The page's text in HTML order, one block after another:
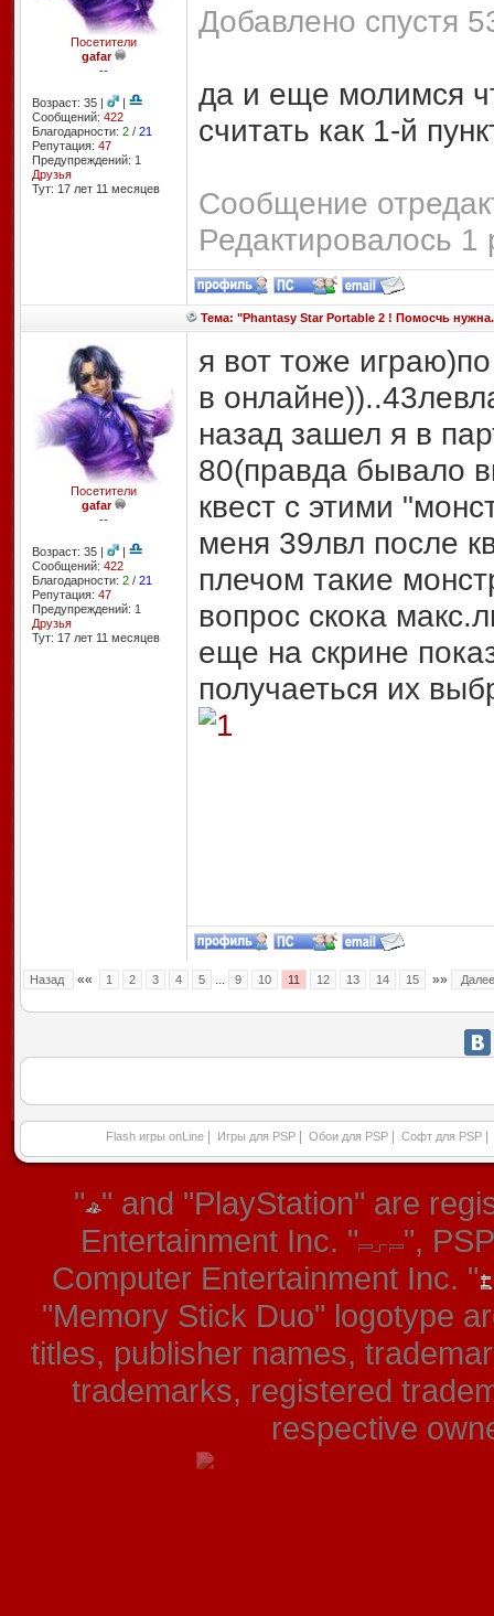
Посетители
gafar
--
Возраст: 35 |
|
Сообщений: 422
Благодарности: 2/ 21
Репутация: 47
Предупреждений: 1
Друзья
Тут: 17 лет 11 месяцев
Добавлено спустя
да и еще молимся
считать как 1-й
Сообщение
Редактировалось 1
Тема: "Phantasy Star Portable 2 ! Помосчь
Посетители
gafar
--
Возраст: 35 |
|
Сообщений: 422
Благодарности: 2/ 21
Репутация: 47
Предупреждений: 1
Друзья
Тут: 17 лет 11 месяцев
я вот тоже
в
назад зашел я в
80(правда бывало
квест с этими
меня 39лвл после
плечом такие
вопрос скока
еще на скрине
получаеться их
Назад «« 1 2 3 4 5 ... 9 10 11 12 13 14 15 »» Далее
Flash игры onLine Игры для PSP Обои для PSP Софт для PSP
" " and "PlayStation" are
Entertainment Inc. "
",
Computer Entertainment Inc. "
"Memory Stick Duo" logotype
titles, publisher names,
trademarks, registered
respective